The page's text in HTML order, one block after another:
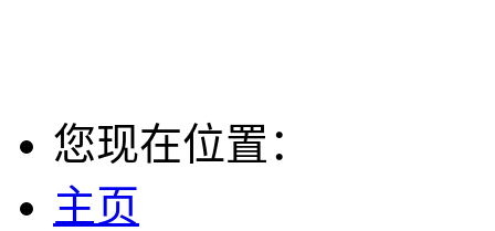
您现在位置：
主页